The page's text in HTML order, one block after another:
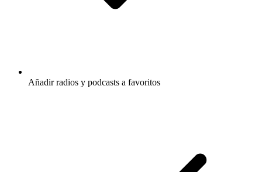
Añadir radios y podcasts a favoritos